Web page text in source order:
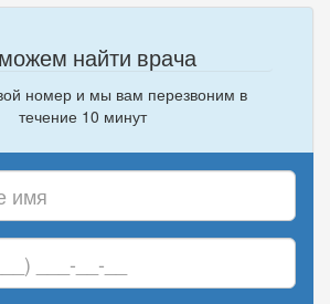
найти врача
номер и мы вам перезвоним в
течение 10 минут
номер
телефона